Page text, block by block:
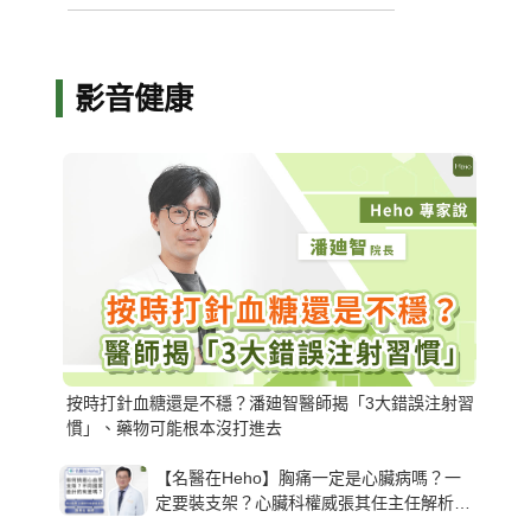
影音健康
按時打針血糖還是不穩？潘廸智醫師揭「3大錯誤注射習
慣」、藥物可能根本沒打進去
【名醫在Heho】胸痛一定是心臟病嗎？一
定要裝支架？心臟科權威張其任主任解析支